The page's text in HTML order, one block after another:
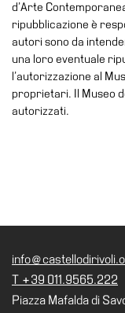
Progetto
Summer
School
Progetti
Speciali
sedi
Edificio
d’Arte
ripubblicazione è
autori sono da
una loro eventuale
l’autorizzazione al
proprietari. Il Museo
autorizzati.
T +39 011.9565.222
Piazza Mafalda di